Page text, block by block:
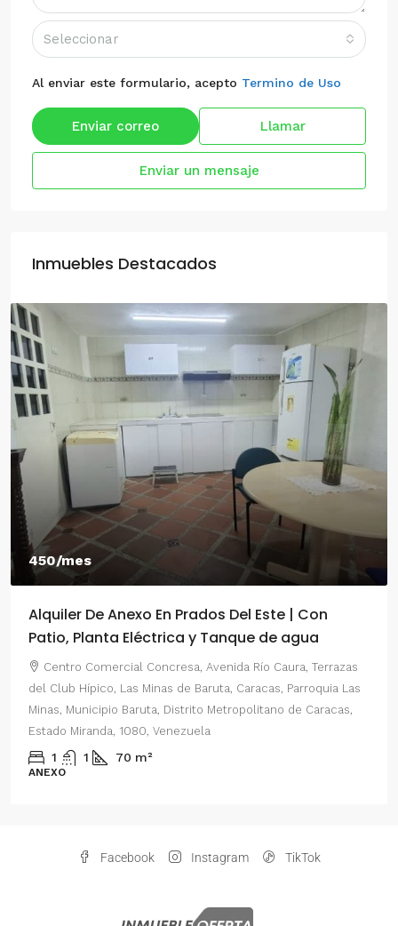
Seleccionar
Al enviar este formulario, acepto Termino de Uso
Enviar correo Llamar
Enviar un mensaje
Inmuebles Destacados
450/mes
Alquiler De Anexo En Prados Del Este | Con
Patio, Planta Eléctrica y Tanque de agua
Centro Comercial Concresa, Avenida Río Caura, Terrazas
del Club Hípico, Las Minas de Baruta, Caracas, Parroquia Las
Minas, Municipio Baruta, Distrito Metropolitano de Caracas,
Estado Miranda, 1080, Venezuela
1 1 70 m²
ANEXO
Facebook Instagram TikTok